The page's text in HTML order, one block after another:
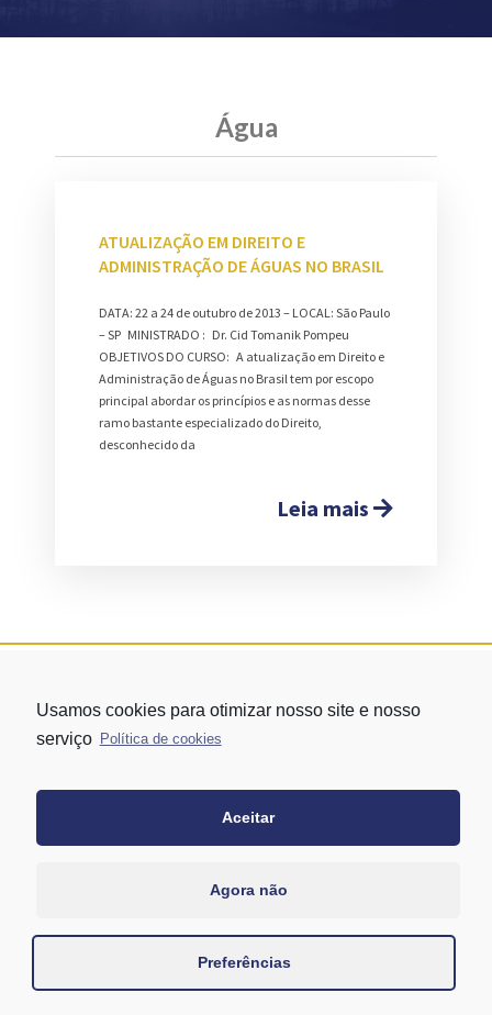
Água
ATUALIZAÇÃO EM DIREITO E
ADMINISTRAÇÃO DE ÁGUAS NO BRASIL
DATA: 22 a 24 de outubro de 2013 – LOCAL: São Paulo
– SP MINISTRADO : Dr. Cid Tomanik Pompeu
OBJETIVOS DO CURSO: A atualização em Direito e
Administração de Águas no Brasil tem por escopo
principal abordar os princípios e as normas desse
ramo bastante especializado do Direito,
desconhecido da
Leia mais
andar – conj. 1305 – Vila Mariana - São Paulo/SP
Usamos cookies para otimizar nosso site e nosso
serviço Política de cookies
Aceitar
Agora não
Preferências